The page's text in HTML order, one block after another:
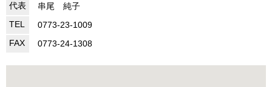
代表
串尾 純子
TEL
0773-23-1009
FAX
0773-24-1308